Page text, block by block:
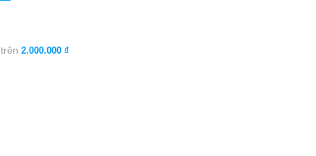
2.000.000 ₫